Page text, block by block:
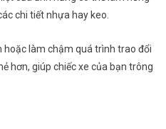
chi tiết nhựa hay keo.
hoặc làm chậm quá trình trao đổi
hơn, giúp chiếc xe của bạn trông